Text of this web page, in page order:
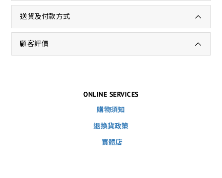
送貨及付款方式
顧客評價
ONLINE SERVICES
購物須知
退換貨政策
實體店